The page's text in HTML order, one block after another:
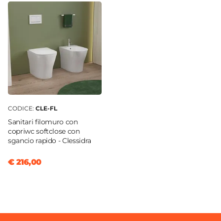
CODICE: CLE-FL
Sanitari filomuro con
copriwc softclose con
sgancio rapido - Clessidra
€ 216,00